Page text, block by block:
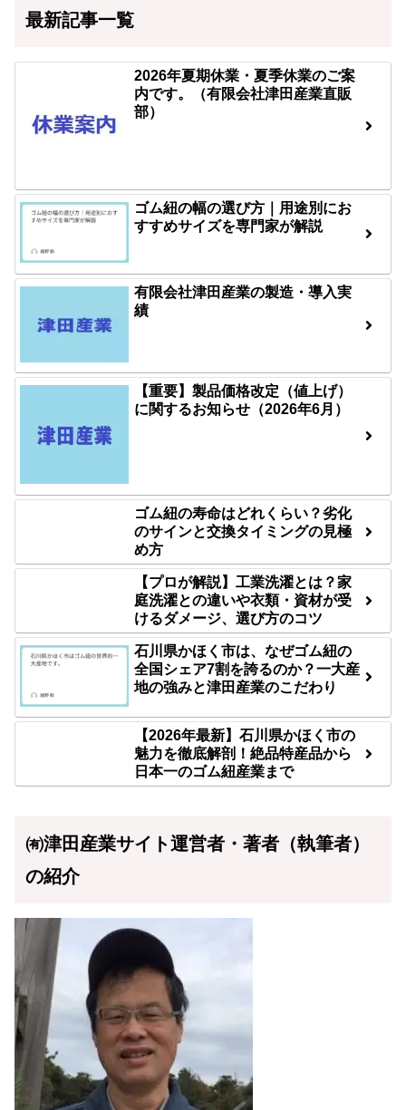
最新記事一覧
2026年夏期休業・夏季休業のご案
内です。（有限会社津田産業直販
部）
ゴム紐の幅の選び方｜用途別にお
すすめサイズを専門家が解説
有限会社津田産業の製造・導入実
績
【重要】製品価格改定（値上げ）
に関するお知らせ（2026年6月）
ゴム紐の寿命はどれくらい？劣化
のサインと交換タイミングの見極
め方
【プロが解説】工業洗濯とは？家
庭洗濯との違いや衣類・資材が受
けるダメージ、選び方のコツ
石川県かほく市は、なぜゴム紐の
全国シェア7割を誇るのか？一大産
地の強みと津田産業のこだわり
【2026年最新】石川県かほく市の
魅力を徹底解剖！絶品特産品から
日本一のゴム紐産業まで
㈲津田産業サイト運営者・著者（執筆者）
の紹介